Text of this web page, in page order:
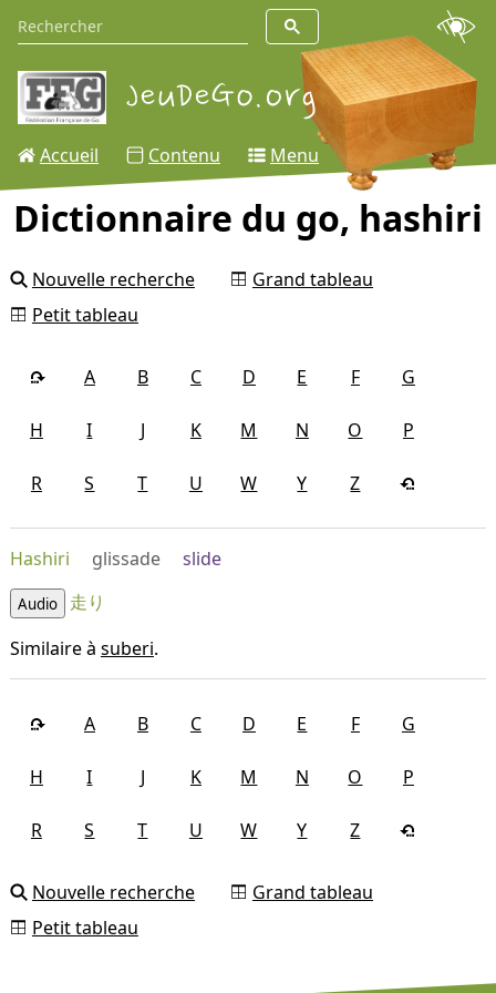
Accueil Contenu Menu
Dictionnaire du go, hashiri
Nouvelle recherche
Grand tableau
Petit tableau
A B C D E F G
H I J K M N O P
R S T U W Y Z
Hashiri glissade slide
Audio
走り
Similaire à suberi.
A B C D E F G
H I J K M N O P
R S T U W Y Z
Nouvelle recherche
Grand tableau
Petit tableau